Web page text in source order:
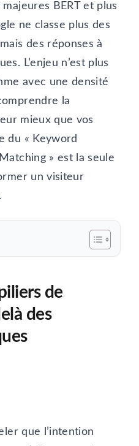
BERT et plus
ne classe plus des
des réponses à
L’enjeu n’est plus
avec une densité
la
mieux que vos
du « Keyword
» est la seule
un visiteur
de
des
que l’intention